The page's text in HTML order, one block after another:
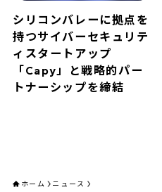
シリコンバレーに拠点を
持つサイバーセキュリテ
ィスタートアップ
「Capy」と戦略的パー
トナーシップを締結
ホーム ニュース